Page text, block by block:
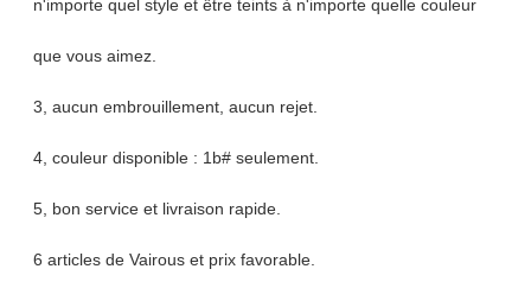
n'importe quel style et être teints à n'importe quelle couleur
que vous aimez.
3, aucun embrouillement, aucun rejet.
4, couleur disponible : 1b# seulement.
5, bon service et livraison rapide.
6 articles de Vairous et prix favorable.